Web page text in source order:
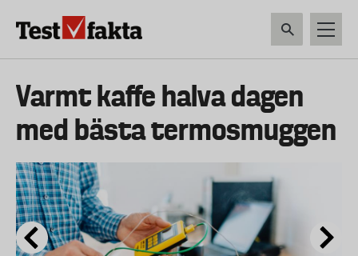
Huvudmeny
ny
Varmt kaffe halva dagen
med bästa termosmuggen